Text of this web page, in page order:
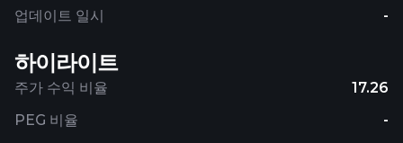
업데이트 일시
-
하이라이트
주가 수익 비율
17.26
PEG 비율
-